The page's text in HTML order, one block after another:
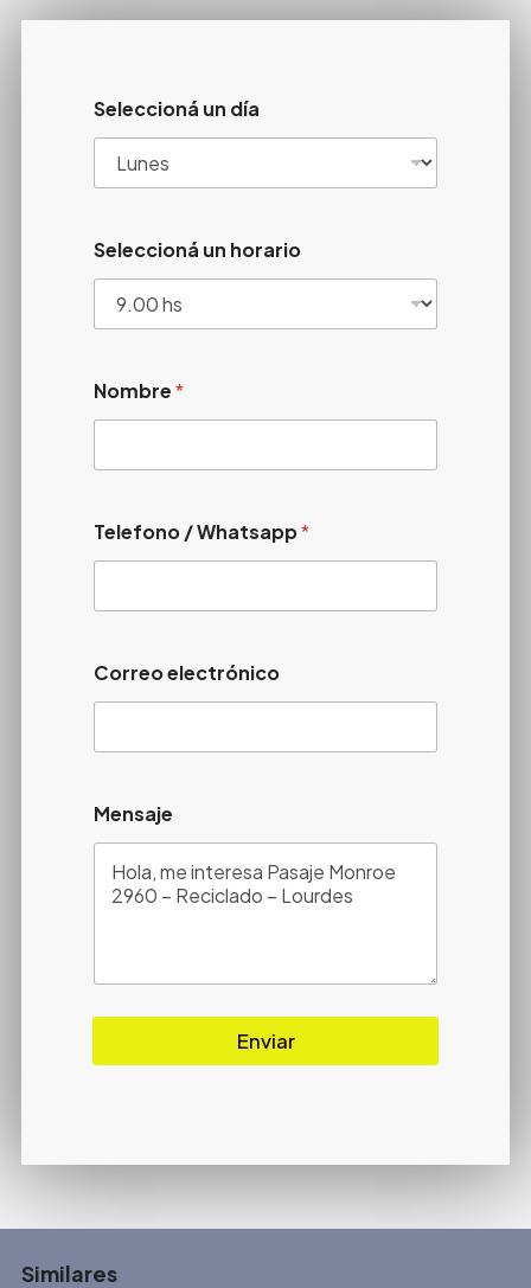
Seleccioná un día
Seleccioná un horario
Nombre*
Telefono / Whatsapp*
Correo electrónico
Mensaje
Enviar
Similares